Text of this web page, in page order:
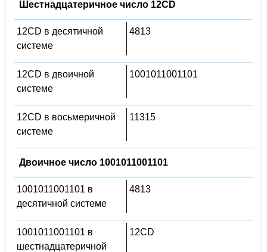
Шестнадцатеричное число 12CD
12CD в десятичной
системе
4813
12CD в двоичной
системе
1001011001101
12CD в восьмеричной
системе
11315
Двоичное число 1001011001101
1001011001101 в
десятичной системе
4813
1001011001101 в
шестнадцатеричной
12CD